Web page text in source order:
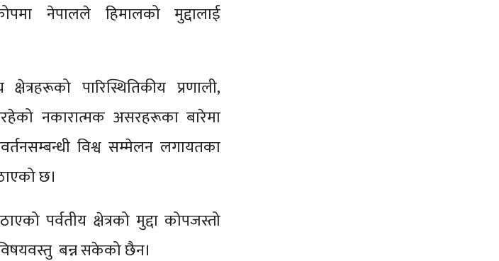
नेपालले हिमालको मुद्दालाई
पारिस्थितिकीय प्रणाली,
नकारात्मक असरहरूका बारेमा
विश्व सम्मेलन लगायतका
छ।
पर्वतीय क्षेत्रको मुद्दा कोपजस्तो
विषयवस्तु बन्न सकेको छैन।